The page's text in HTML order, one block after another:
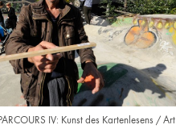
IV: Kunst des Kartenlesens / Art